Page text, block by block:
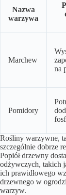
Nazwa
warzywa
Marchew
na
Pomidory
Rośliny warzywne,
szczególnie dobrze
Popiół drzewny
odżywczych, takich
ich prawidłowego
drzewnego w
warzyw.